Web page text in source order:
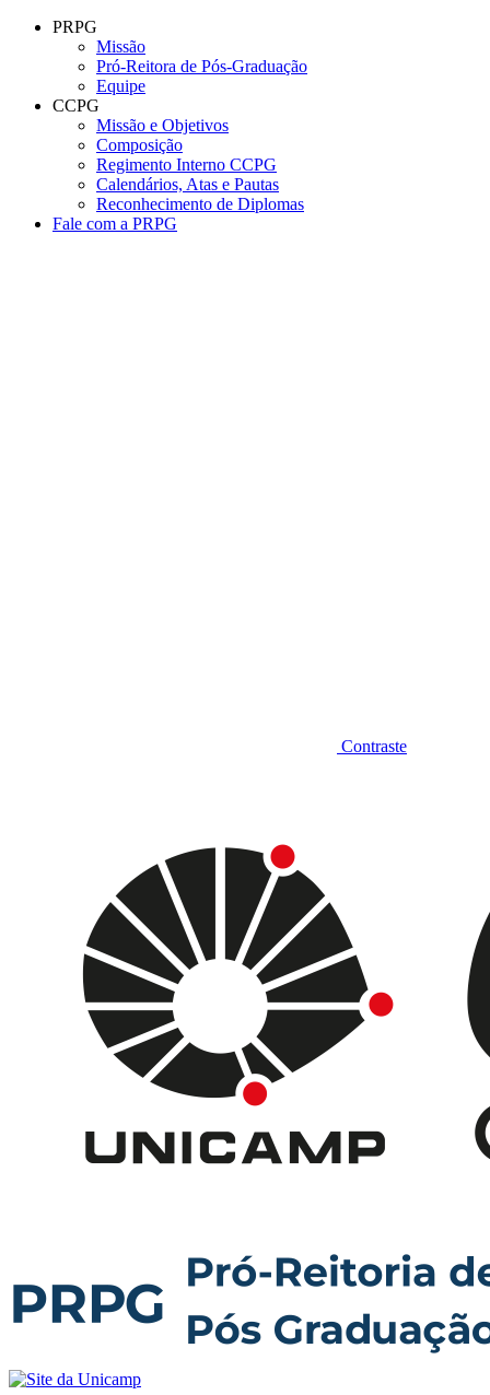
Conteúdo principal
PRPG
Missão
Pró-Reitora de Pós-Graduação
Equipe
CCPG
Missão e Objetivos
Composição
Regimento Interno CCPG
Calendários, Atas e Pautas
Reconhecimento de Diplomas
Fale com a PRPG
Contraste